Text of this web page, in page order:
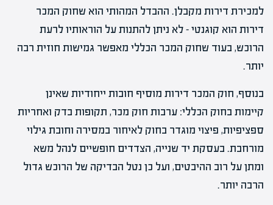
למכירת דירות מקבלן. ההבדל המהותי הוא שחוק המכר
דירות הוא קוגנטי – לא ניתן להתנות על הוראותיו לרעת
הרוכש, בעוד שחוק המכר הכללי מאפשר גמישות חוזית רבה
יותר.
בנוסף, חוק המכר דירות מוסיף חובות ייחודיות שאינן
קיימות בחוק הכללי: ערבות חוק מכר, תקופות בדק ואחריות
ספציפיות, פיצוי מוגדר בחוק לאיחור במסירה וחובת גילוי
מורחבת. בעסקת יד שנייה, הצדדים חופשיים לנהל משא
ומתן על רוב ההיבטים, ועל כן נטל הבדיקה של הרוכש גדול
הרבה יותר.